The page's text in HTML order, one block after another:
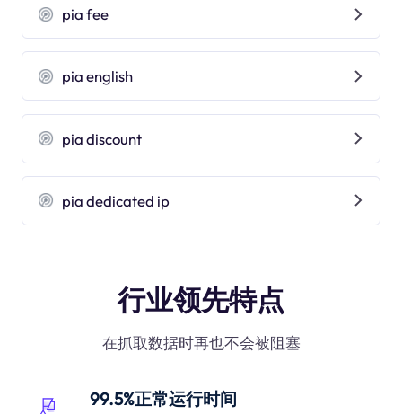
pia fee
pia english
pia discount
pia dedicated ip
行业领先特点
在抓取数据时再也不会被阻塞
99.5%正常运行时间